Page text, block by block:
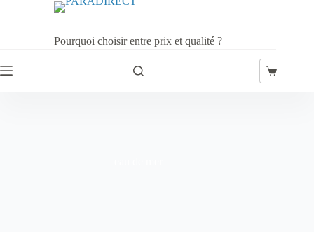
Pourquoi choisir entre prix et qualité ?
Panier